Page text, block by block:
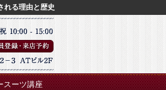
れる理由と歴史
スーツ講座